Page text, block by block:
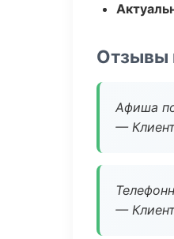
Отзывы
Афиша
—
—